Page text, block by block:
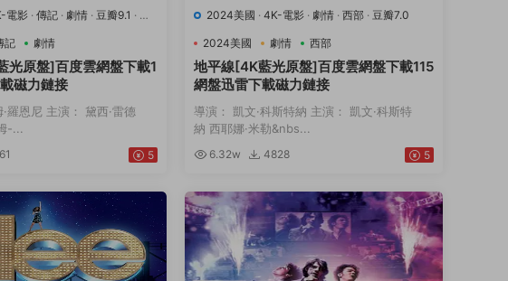
電影 · 傳記 · 劇情 · 豆瓣9.1 · 運
記 劇情
光原盤]百度雲網盤下載1
磁力鏈接
羅恩尼 主演： 黛西·雷德
-...
5
2024美國 · 4K-電影 · 劇情 · 西部 · 豆瓣7.0
2024美國 劇情 西部
地平線[4K藍光原盤]百度雲網盤下載115
網盤迅雷下載磁力鏈接
導演： 凱文·科斯特納 主演： 凱文·科斯特
納 西耶娜·米勒&nbs...
6.32w 4828 5